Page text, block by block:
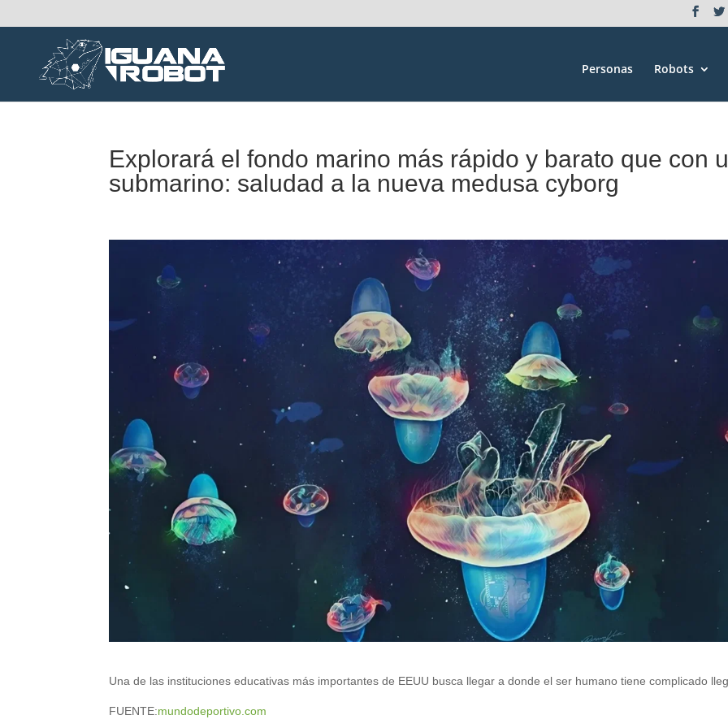
Personas Robots
Explorará el fondo marino más rápido y barato que con
submarino: saludad a la nueva medusa cyborg
Una de las instituciones educativas más importantes de EEUU busca llegar a donde el ser humano tiene complicado
FUENTE:mundodeportivo.com